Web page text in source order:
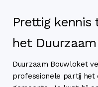
Prettig kennis
het
Duurzaam Bouwloket
professionele partij het